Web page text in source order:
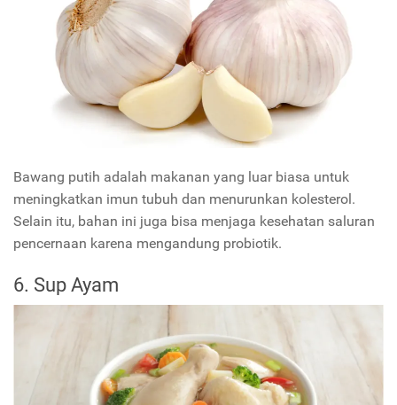
Bawang putih adalah makanan yang luar biasa untuk
meningkatkan imun tubuh dan menurunkan kolesterol.
Selain itu, bahan ini juga bisa menjaga kesehatan saluran
pencernaan karena mengandung probiotik.
6. Sup Ayam